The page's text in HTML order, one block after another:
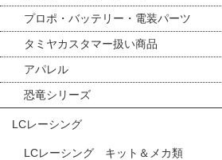
プロポ・バッテリー・電装パーツ
タミヤカスタマー扱い商品
アパレル
恐竜シリーズ
LCレーシング
LCレーシング キット＆メカ類